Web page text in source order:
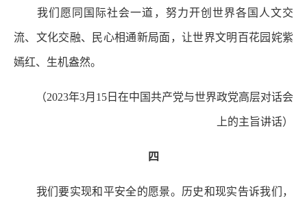
我们愿同国际社会一道，努力开创世界各国人文交
流、文化交融、民心相通新局面，让世界文明百花园姹紫
嫣红、生机盎然。
（2023年3月15日在中国共产党与世界政党高层对话会
上的主旨讲话）
四
我们要实现和平安全的愿景。历史和现实告诉我们，